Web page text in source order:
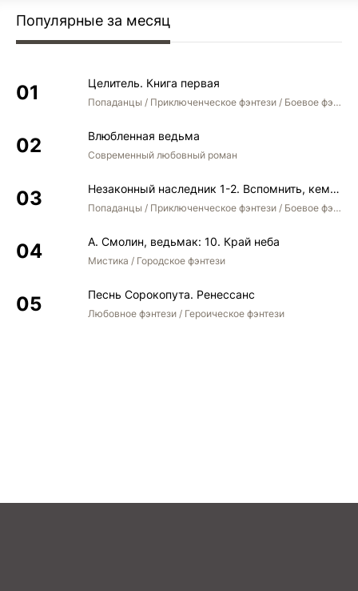
Популярные за месяц
Целитель. Книга первая
Попаданцы / Приключенческое фэнтези / Боевое фэнтези
Влюбленная ведьма
Современный любовный роман
Незаконный наследник 1-2. Вспомнить, кем был. Стать собой. Остаться собой
Попаданцы / Приключенческое фэнтези / Боевое фэнтези / Юмористическое фэнтези
А. Смолин, ведьмак: 10. Край неба
Мистика / Городское фэнтези
Песнь Сорокопута. Ренессанс
Любовное фэнтези / Героическое фэнтези